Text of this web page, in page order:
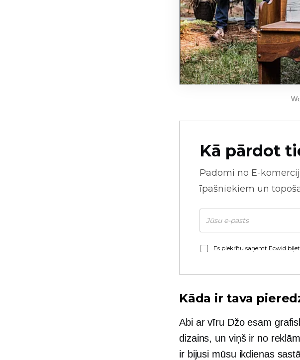
Kā pārdot
Padomi no E-
īpašniekiem un
Es piekrītu saņemt Ecwid
Kāda ir tava
Abi ar vīru Džo esam
dizains, un viņš ir no
ir bijusi mūsu ikdienas